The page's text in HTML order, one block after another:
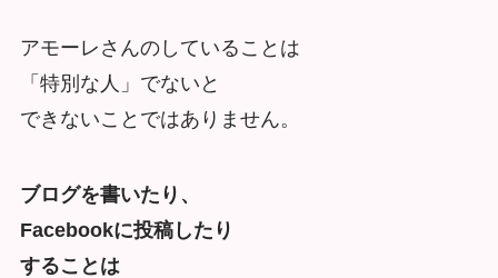
アモーレさんのしていることは
「特別な人」でないと
できないことではありません。
ブログを書いたり、
Facebookに投稿したり
することは